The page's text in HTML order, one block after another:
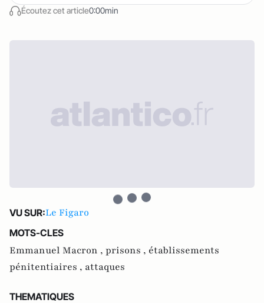
Écoutez cet article0:00min
VU SUR:Le Figaro
MOTS-CLES
Emmanuel Macron , prisons , établissements
pénitentiaires , attaques
THEMATIQUES